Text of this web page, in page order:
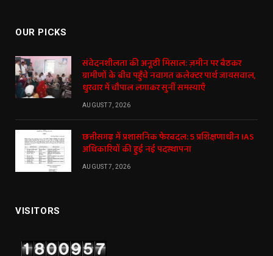
OUR PICKS
संवेदनशीलता की अनूठी मिसाल: ज़मीन पर बैठकर
ग्रामीणों के बीच पहुँचे नवागत कलेक्टर पार्थ जायसवाल,
धुरवार में चौपाल लगाकर सुनीं समस्याएँ
AUGUST 7, 2026
छत्तीसगढ़ में प्रशासनिक फेरबदल: 5 प्रशिक्षणाधीन IAS
अधिकारियों की हुई नई पदस्थापना
AUGUST 7, 2026
VISITORS